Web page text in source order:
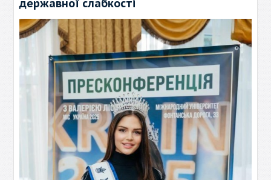
державної слабкості